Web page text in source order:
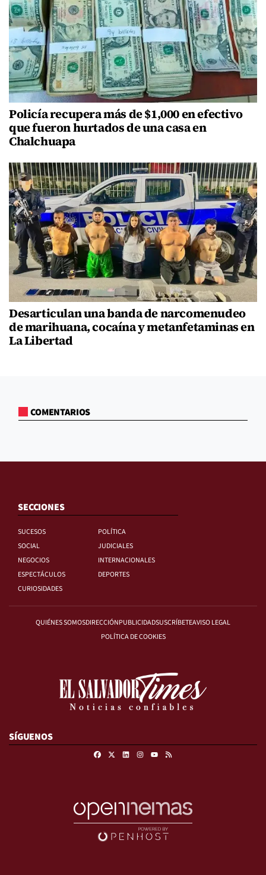
Policía recupera más de $1,000 en efectivo
que fueron hurtados de una casa en
Chalchuapa
Desarticulan una banda de narcomenudeo
de marihuana, cocaína y metanfetaminas en
La Libertad
COMENTARIOS
SECCIONES
SUCESOS
POLÍTICA
SOCIAL
JUDICIALES
NEGOCIOS
INTERNACIONALES
ESPECTÁCULOS
DEPORTES
CURIOSIDADES
QUIÉNES SOMOSDIRECCIÓNPUBLICIDADSUSCRÍBETEAVISO LEGAL
POLÍTICA DE COOKIES
SÍGUENOS
FacebookLinkedinInstagram